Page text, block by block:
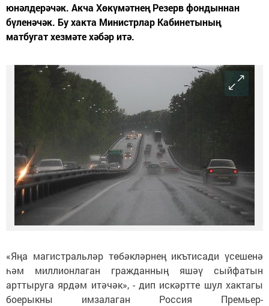
юнәлдерәчәк. Акча Хөкүмәтнең Резерв фондыннан
бүленәчәк. Бу хакта Министрлар Кабинетының
матбугат хезмәте хәбәр итә.
«Яңа магистральләр төбәкләрнең икътисади үсешенә
һәм миллионлаган гражданның яшәү сыйфатын
арттыруга ярдәм итәчәк», - дип искәртте шул хактагы
боерыкны имзалаган Россия Премьер-